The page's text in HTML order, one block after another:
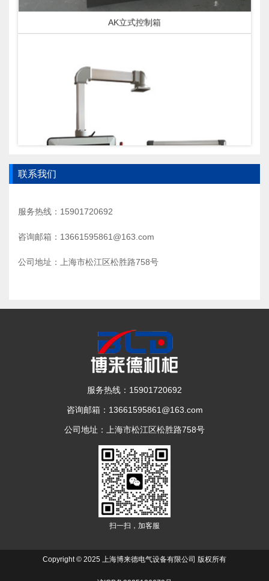
CP悬臂控制箱
悬臂控制箱4460
联系我们
服务热线：15901720692
咨询邮箱：13661595861@163.com
公司地址：上海市松江区松胜路758号
服务热线： 15901720692
咨询邮箱： 13661595861@163.com
公司地址：上海市松江区松胜路758号
扫一扫，加客服
Copyright © 2025 上海博来德电气设备有限公司 版权所有